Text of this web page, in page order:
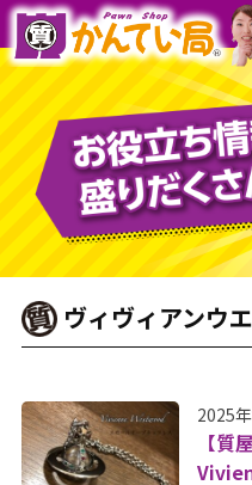
ヴィヴィアンウ
2025
【質